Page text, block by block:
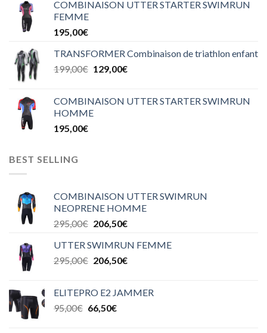
COMBINAISON UTTER STARTER SWIMRUN
FEMME
195,00€
TRANSFORMER Combinaison de triathlon enfant
199,00€ 129,00€
COMBINAISON UTTER STARTER SWIMRUN
HOMME
195,00€
BEST SELLING
COMBINAISON UTTER SWIMRUN
NEOPRENE HOMME
295,00€ 206,50€
UTTER SWIMRUN FEMME
295,00€ 206,50€
ELITEPRO E2 JAMMER
95,00€ 66,50€